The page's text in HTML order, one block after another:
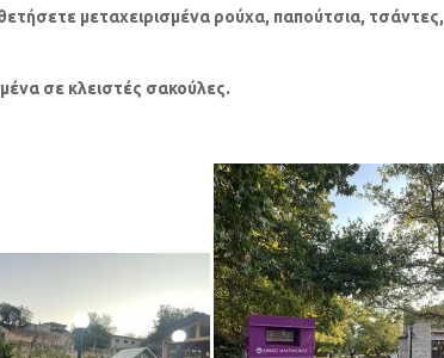
μεταχειρισμένα ρούχα, παπούτσια, τσάντες,
σε κλειστές σακούλες.